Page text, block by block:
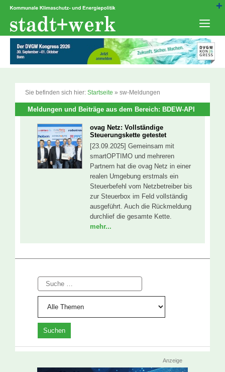
Zum
springen
Sie befinden sich hier: Startseite » sw-Meldungen
Meldungen und Beiträge aus dem Bereich: BDEW-API
ovag Netz: Vollständige
Steuerungskette getestet
[23.09.2025] Gemeinsam mit
smartOPTIMO und mehreren
Partnern hat die ovag Netz in einer
realen Umgebung erstmals ein
Steuerbefehl vom Netzbetreiber bis
zur Steuerbox im Feld vollständig
ausgeführt. Auch die Rückmeldung
durchlief die gesamte Kette.
mehr...
Suche
Anzeige